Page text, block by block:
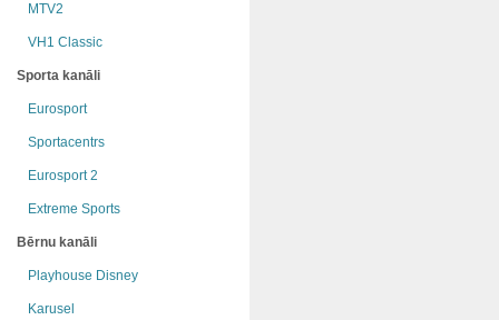
MTV2
VH1 Classic
Sporta kanāli
Eurosport
Sportacentrs
Eurosport 2
Extreme Sports
Bērnu kanāli
Playhouse Disney
Karusel